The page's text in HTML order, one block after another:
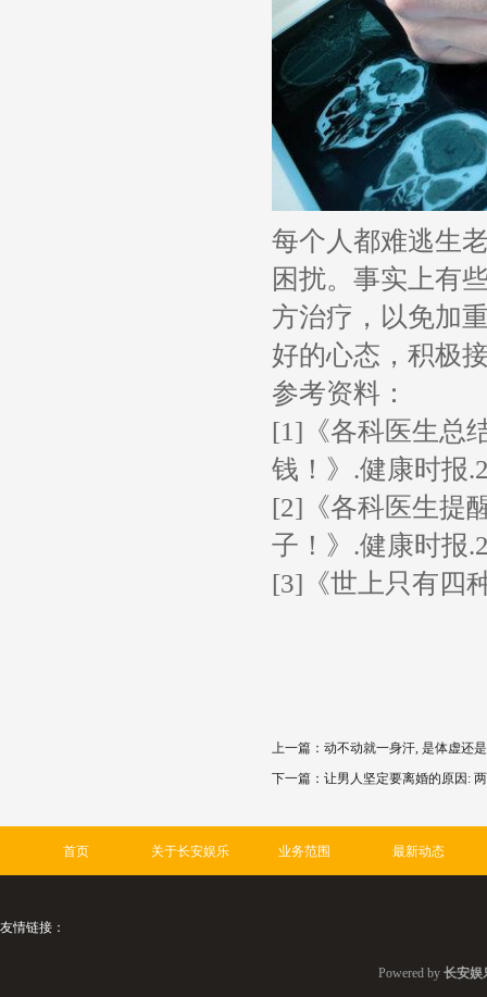
每个人都难逃生
困扰。事实上有
方治疗，以免加
好的心态，积极
参考资料：
[1]《各科医生总
钱！》.健康时报
[2]《各科医生提
子！》.健康时报
[3]《世上只有四
上一篇： 动不动就一身汗, 是体虚还
下一篇： 让男人坚定要离婚的原因:
首页 关于长安娱乐 业务范围 最新动态
友情链接：
Powered by 长安娱